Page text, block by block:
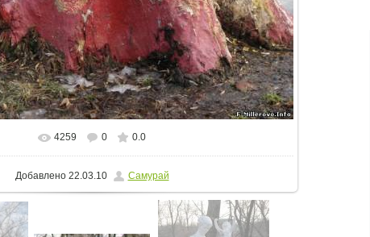
В реальном размере 800x600
4259 0 0.0
Добавлено22.03.10 Самурай